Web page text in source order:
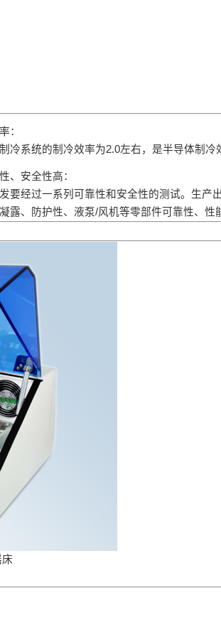
：
冷系统的制冷效率为2.0左右，是半导体制冷
、安全性高：
要经过一系列可靠性和安全性的测试。生产
露、防护性、液泵/风机等零部件可靠性、性